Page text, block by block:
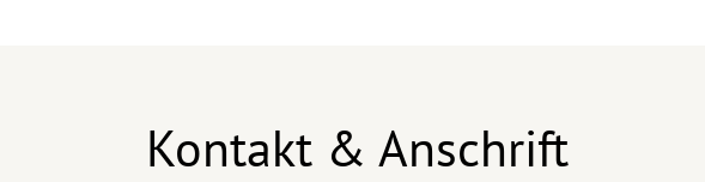
Kontakt & Anschrift